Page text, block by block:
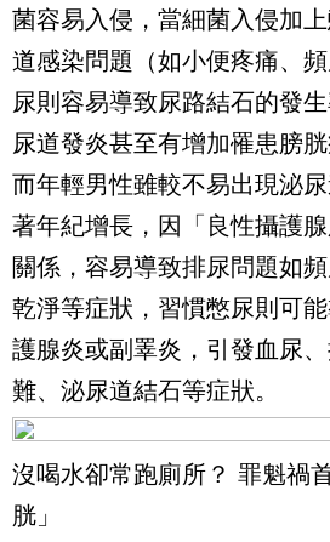
菌容易入侵，當細菌入侵加
道感染問題（如小便疼痛、
尿則容易導致尿路結石的發
尿道發炎甚至有增加罹患膀胱
而年輕男性雖較不易出現泌
著年紀增長，因「良性攝護
關係，容易導致排尿問題如
乾淨等症狀，習慣憋尿則可
護腺炎或副睪炎，引發血尿
難、泌尿道結石等症狀。
沒喝水卻常跑廁所？ 罪魁禍
胱」